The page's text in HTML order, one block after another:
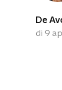
De
di 9